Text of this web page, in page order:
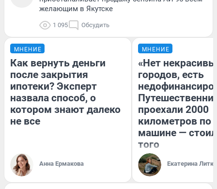
желающим в Якутске
1 095 Обсудить
МНЕНИЕ
Как вернуть деньги
после закрытия
ипотеки? Эксперт
назвала способ, о
котором знают далеко
не все
Анна Ермакова
МНЕНИЕ
«Нет
городов, есть
проехали 2000
километров по
машине —
того
Екатерина